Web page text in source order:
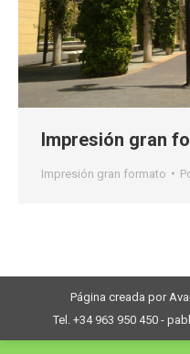
Impresión gran
Impresión gran formato
Página creada por
Tel. +34 963 950 450 -